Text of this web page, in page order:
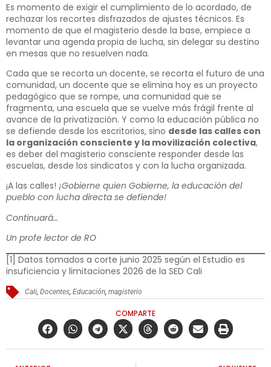
Es momento de exigir el cumplimiento de lo acordado, de
rechazar los recortes disfrazados de ajustes técnicos. Es
momento de que el magisterio desde la base, empiece a
levantar una agenda propia de lucha, sin delegar su destino
en mesas que no resuelven nada.
Cada que se recorta un docente, se recorta el futuro de una
comunidad, un docente que se elimina hoy es un proyecto
pedagógico que se rompe, una comunidad que se
fragmenta, una escuela que se vuelve más frágil frente al
avance de la privatización. Y como la educación pública no
se defiende desde los escritorios, sino desde las calles con
la organización consciente y la movilización colectiva,
es deber del magisterio consciente responder desde las
escuelas, desde los sindicatos y con la lucha organizada.
¡A las calles! ¡Gobierne quien Gobierne, la educación del
pueblo con lucha directa se defiende!
Continuará…
Un profe lector de RO
[1] Datos tomados a corte junio 2025 según el Estudio es
insuficiencia y limitaciones 2026 de la SED Cali
Cali,Docentes,Educación,magisterio
COMPARTE